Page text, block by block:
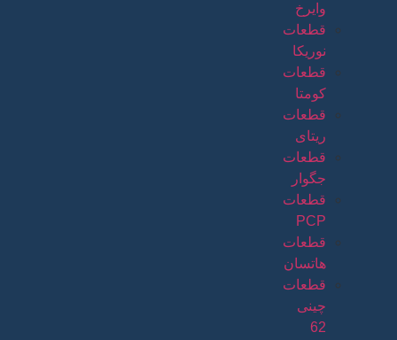
وایرخ
قطعات
نوریکا
قطعات
کومتا
قطعات
ریتای
قطعات
جگوار
قطعات
PCP
قطعات
هاتسان
قطعات
چینی
62